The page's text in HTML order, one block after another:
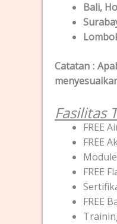
Bali,
Catatan :
Fasilitas
FREE
FREE
FREE
FREE